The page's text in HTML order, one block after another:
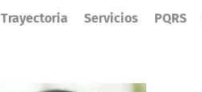
Trayectoria Servicios PQRS